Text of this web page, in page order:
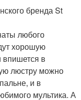
бренда St
любого
хорошую
впишется в
люстру можно
и в
мультика. А